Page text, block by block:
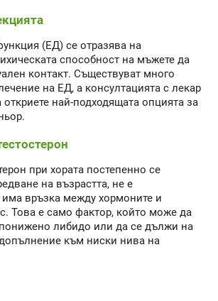
(ЕД) се отразява на
способност на мъжете да
контакт. Съществуват много
на ЕД, а консултацията с лекар
най-подходящата опцията за
при хората постепенно се
на възрастта, не е
връзка между хормоните и
Това е само фактор, който може да
понижено либидо или да се дължи на
към ниски нива на